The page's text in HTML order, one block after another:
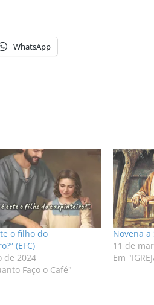
WhatsApp
o filho do
(EFC)
de 2024
Faço o Café"
Novena a
11 de
Em